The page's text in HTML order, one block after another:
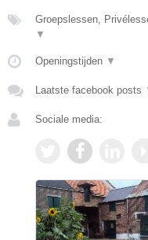
Groepslessen,
▼
Openingstijden ▼
Laatste facebook posts
Sociale media: